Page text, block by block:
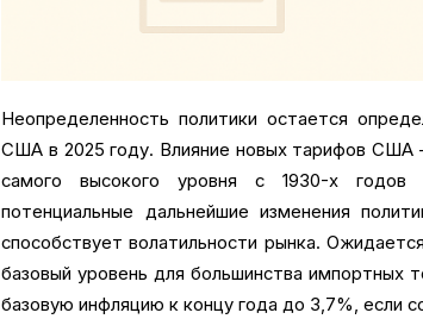
Неопределенность политики остается
США в 2025 году. Влияние новых тарифов
самого высокого уровня с 1930-х
потенциальные дальнейшие изменения
способствует волатильности рынка.
базовый уровень для большинства импортных
базовую инфляцию к концу года до 3,7%, если